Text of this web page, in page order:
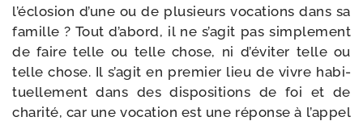
l’éclosion d’une ou de plu­sieurs voca­tions dans sa
famille ? Tout d’abord, il ne s’agit pas sim­ple­ment
de faire telle ou telle chose, ni d’éviter telle ou
telle chose. Il s’agit en pre­mier lieu de vivre habi­
tuel­le­ment dans des dis­po­si­tions de foi et de
cha­ri­té, car une voca­tion est une réponse à l’appel